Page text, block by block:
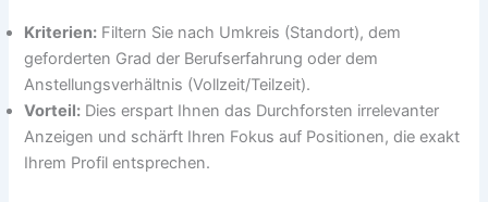
Kriterien: Filtern Sie nach Umkreis (Standort), dem
geforderten Grad der Berufserfahrung oder dem
Anstellungsverhältnis (Vollzeit/Teilzeit).
Vorteil: Dies erspart Ihnen das Durchforsten irrelevanter
Anzeigen und schärft Ihren Fokus auf Positionen, die exakt
Ihrem Profil entsprechen.